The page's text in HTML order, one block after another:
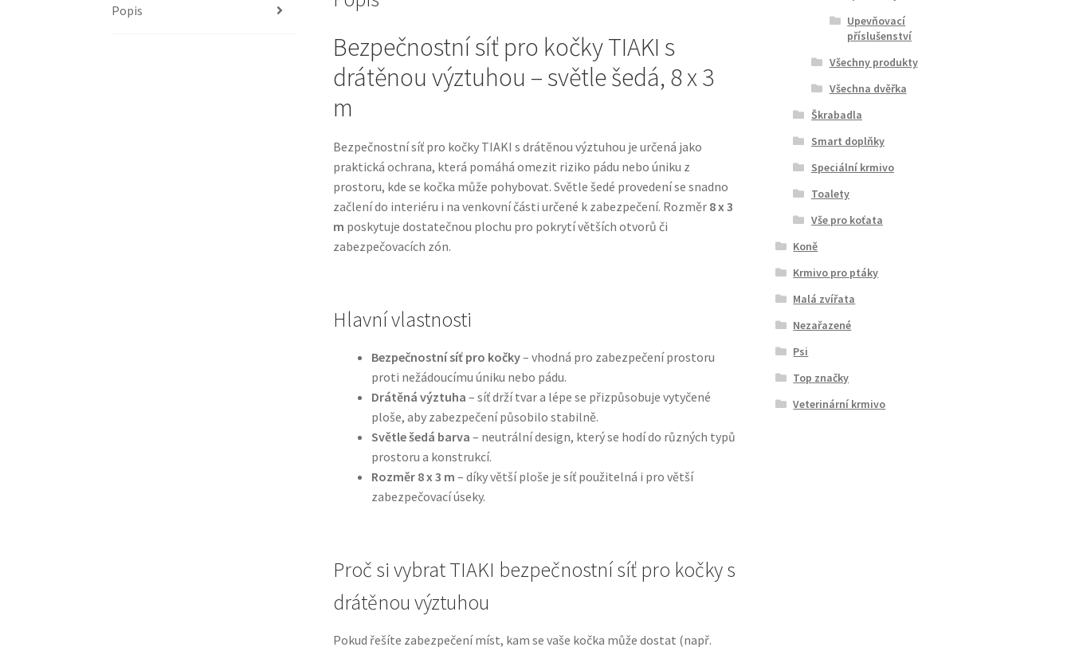
Popis
Bezpečnostní síť pro kočky TIAKI s
drátěnou výztuhou – světle šedá, 8 x 3
m
Bezpečnostní síť pro kočky TIAKI s drátěnou výztuhou je určená jako
praktická ochrana, která pomáhá omezit riziko pádu nebo úniku z
prostoru, kde se kočka může pohybovat. Světle šedé provedení se snadno
začlení do interiéru i na venkovní části určené k zabezpečení. Rozměr 8 x 3
m poskytuje dostatečnou plochu pro pokrytí větších otvorů či
zabezpečovacích zón.
Hlavní vlastnosti
Bezpečnostní síť pro kočky– vhodná pro zabezpečení prostoru
proti nežádoucímu úniku nebo pádu.
Drátěná výztuha – síť drží tvar a lépe se přizpůsobuje vytyčené
ploše, aby zabezpečení působilo stabilně.
Světle šedá barva – neutrální design, který se hodí do různých typů
prostoru a konstrukcí.
Rozměr 8 x 3 m – díky větší ploše je síť použitelná i pro větší
zabezpečovací úseky.
Proč si vybrat TIAKI bezpečnostní síť pro kočky s
drátěnou výztuhou
Pokud řešíte zabezpečení míst, kam se vaše kočka může dostat (např.
Upevňovací
příslušenství
Všechny produkty
Všechna dvěřka
Škrabadla
Smart doplňky
Speciální krmivo
Toalety
Vše pro koťata
Koně
Krmivo pro ptáky
Malá zvířata
Nezařazené
Psi
Top značky
Veterinární krmivo